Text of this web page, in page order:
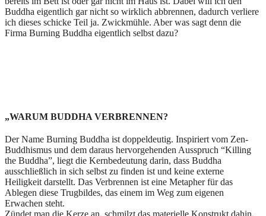
Buddha eigentlich gar nicht so wirklich abbrennen, dadurch verliere
ich dieses schicke Teil ja. Zwickmühle. Aber was sagt denn die
Firma Burning Buddha eigentlich selbst dazu?
„WARUM BUDDHA VERBRENNEN?
Der Name Burning Buddha ist doppeldeutig. Inspiriert vom Zen-
Buddhismus und dem daraus hervorgehenden Ausspruch “Killing
the Buddha”, liegt die Kernbedeutung darin, dass Buddha
ausschließlich in sich selbst zu finden ist und keine externe
Heiligkeit darstellt. Das Verbrennen ist eine Metapher für das
Ablegen diese Trugbildes, das einem im Weg zum eigenen
Erwachen steht.